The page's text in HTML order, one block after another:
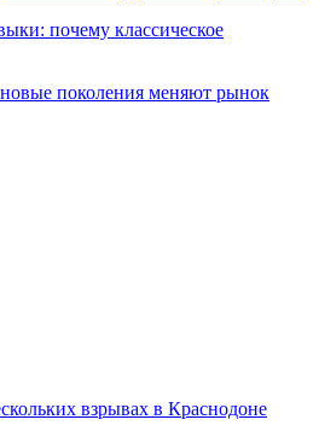
почему классическое
поколения меняют рынок
взрывах в Краснодоне